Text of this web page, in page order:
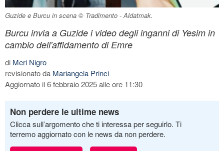
Guzide e Burcu in scena © Tradimento - Aldatmak.
Burcu invia a Guzide i video degli inganni di Yesim in
cambio dell'affidamento di Emre
di Meri Nigro
revisionato da Mariangela Princi
Aggiornato il 6 febbraio 2025 alle ore 11:30
Non perdere le ultime news
Clicca sull’argomento che ti interessa per seguirlo. Ti
terremo aggiornato con le news da non perdere.